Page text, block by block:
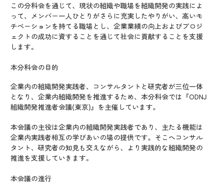
この分科会を通じて、現状の組織や職場を組織開発の実践によ
って、メンバー一人ひとりがさらに充実したやりがい、高いモ
チベーションを持てる職場とし、企業業績の向上およびプロジ
ェクトの成功に資することを通じて社会に貢献することを支援
します。
本分科会の目的
企業内の組織開発実践者、コンサルタントと研究者が三位一体
となり、企業内組織開発を推進するため、本分科会では『ODNJ
組織開発推進者会議(東京)』を主催しています。
本会議の主役は企業内の組織開発実践者であり、主たる機能は
企業内実践者相互の学びあいの場の提供です。そこへコンサル
タント、研究者の知見も交えながら、より実践的な組織開発の
推進を支援していきます。
本会議の進行